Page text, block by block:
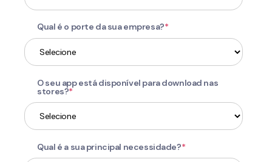
Qual é o porte da sua empresa?*
O seu app está disponível para download nas
stores?*
Qual é a sua principal necessidade?*